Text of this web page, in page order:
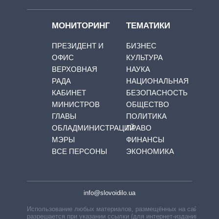
МОНИТОРИНГ
ПРЕЗИДЕНТ И
ОФИС
ВЕРХОВНАЯ
РАДА
КАБИНЕТ
МИНИСТРОВ
ГЛАВЫ
ОБЛАДМИНИСТРАЦИЙ
МЭРЫ
ВСЕ ПЕРСОНЫ
ТЕМАТИКИ
БИЗНЕС
КУЛЬТУРА
НАУКА
НАЦИОНАЛЬНАЯ
БЕЗОПАСНОСТЬ
ОБЩЕСТВО
ПОЛИТИКА
ПРАВО
ФИНАНСЫ
ЭКОНОМИКА
info@slovoidilo.ua
Использование любых материалов, размещённых на сайте,
разрешается при указании ссылки (для интернет-изданий —